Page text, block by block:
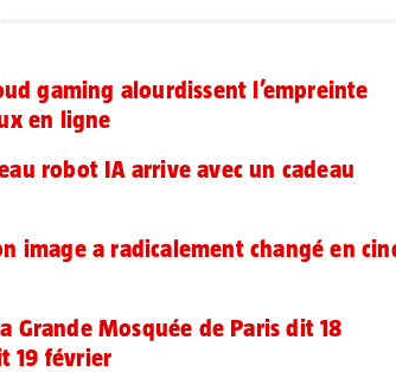
gaming alourdissent l’empreinte
en ligne
robot IA arrive avec un cadeau
image a radicalement changé en
Grande Mosquée de Paris dit 18
19 février